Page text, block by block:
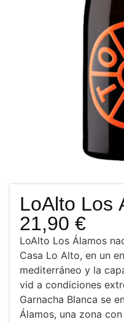
LoAlto Los
21,90 €
LoAlto Los Álamos
Casa Lo Alto, en un
mediterráneo y la
vid a condiciones
Garnacha Blanca se
Álamos, una zona